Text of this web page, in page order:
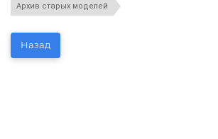
Архив старых моделей
Назад